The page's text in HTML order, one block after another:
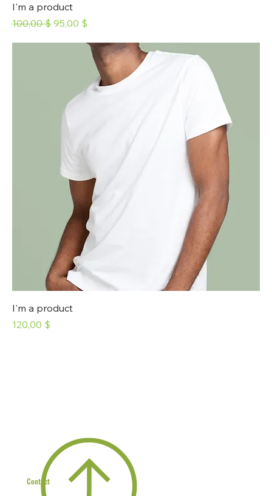
I'm a product
Prix original
100,00 $ Prix promotionnel
95,00 $
I'm a product
Prix
120,00 $
Contact